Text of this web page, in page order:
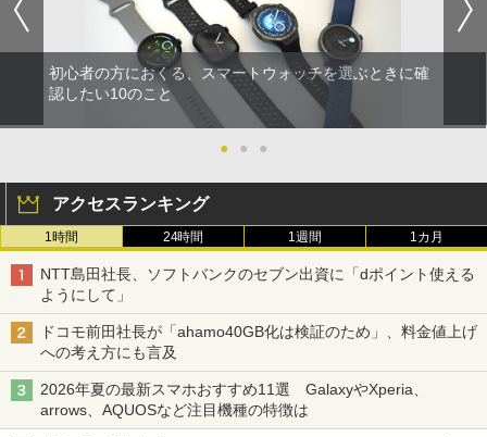
初心者の方におくる、スマートウォッチを選ぶときに確
認したい10のこと
● ● ●
アクセスランキング
1時間 24時間 1週間 1カ月
NTT島田社長、ソフトバンクのセブン出資に「dポイント使える
ようにして」
ドコモ前田社長が「ahamo40GB化は検証のため」、料金値上げ
への考え方にも言及
2026年夏の最新スマホおすすめ11選 GalaxyやXperia、
arrows、AQUOSなど注目機種の特徴は